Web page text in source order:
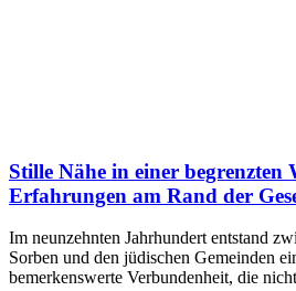
Stille Nähe in einer begrenzten
Erfahrungen am Rand der
Im neunzehnten Jahrhundert entstand
Sorben und den jüdischen Gemeinden
bemerkenswerte Verbundenheit, die